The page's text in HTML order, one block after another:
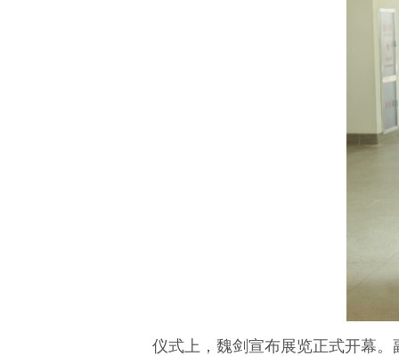
仪式上，魏剑宣布展览正式开幕。